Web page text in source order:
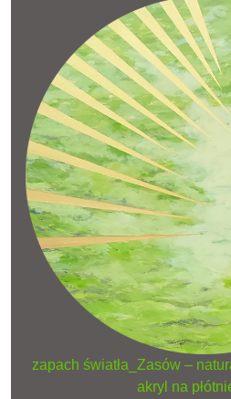
zapach światła_Zasów –
akryl na